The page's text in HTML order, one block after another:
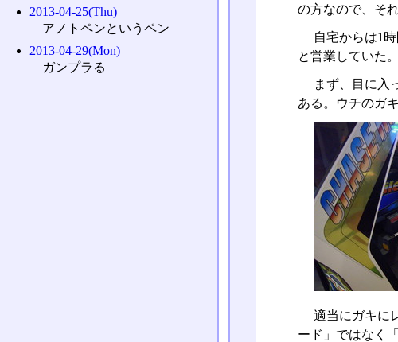
の方なので、そ
自宅からは1
と営業していた
まず、目に入
ある。ウチのガ
適当にガキに
ード」ではなく
2013-04-25(Thu)
アノトペンというペン
2013-04-29(Mon)
ガンプラる